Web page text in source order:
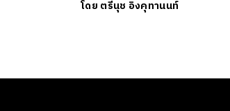
โดย ตรีนุช อิงคุทานนท์